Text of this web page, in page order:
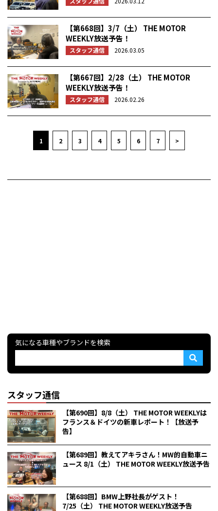
【第668回】3/7（土） THE MOTOR
WEEKLY放送予告！
スタッフ通信 2026.03.05
【第667回】2/28（土） THE MOTOR
WEEKLY放送予告！
スタッフ通信 2026.02.26
1 2 3 4 5 6 7 >
気になる車種やブランドを検索
スタッフ通信
【第690回】8/8（土） THE MOTOR WEEKLYは
フランス＆ドイツの新車レポート！【放送予
告】
【第689回】教えてアキラさん！MW的自動車ニ
ュース 8/1（土） THE MOTOR WEEKLY放送予告
【第688回】BMW上野社長がゲスト！
7/25（土） THE MOTOR WEEKLY放送予告